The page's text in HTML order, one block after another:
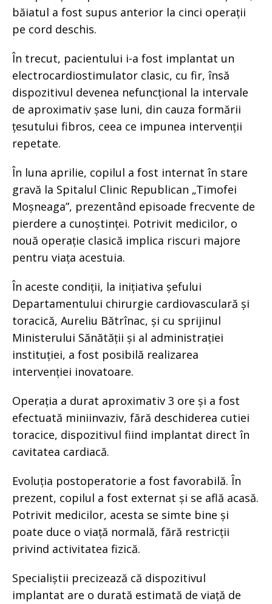
băiatul a fost supus anterior la cinci operații
pe cord deschis.
În trecut, pacientului i-a fost implantat un
electrocardiostimulator clasic, cu fir, însă
dispozitivul devenea nefuncțional la intervale
de aproximativ șase luni, din cauza formării
țesutului fibros, ceea ce impunea intervenții
repetate.
În luna aprilie, copilul a fost internat în stare
gravă la Spitalul Clinic Republican „Timofei
Moșneaga”, prezentând episoade frecvente de
pierdere a cunoștinței. Potrivit medicilor, o
nouă operație clasică implica riscuri majore
pentru viața acestuia.
În aceste condiții, la inițiativa șefului
Departamentului chirurgie cardiovasculară și
toracică, Aureliu Bătrînac, și cu sprijinul
Ministerului Sănătății și al administrației
instituției, a fost posibilă realizarea
intervenției inovatoare.
Operația a durat aproximativ 3 ore și a fost
efectuată miniinvaziv, fără deschiderea cutiei
toracice, dispozitivul fiind implantat direct în
cavitatea cardiacă.
Evoluția postoperatorie a fost favorabilă. În
prezent, copilul a fost externat și se află acasă.
Potrivit medicilor, acesta se simte bine și
poate duce o viață normală, fără restricții
privind activitatea fizică.
Specialiștii precizează că dispozitivul
implantat are o durată estimată de viață de